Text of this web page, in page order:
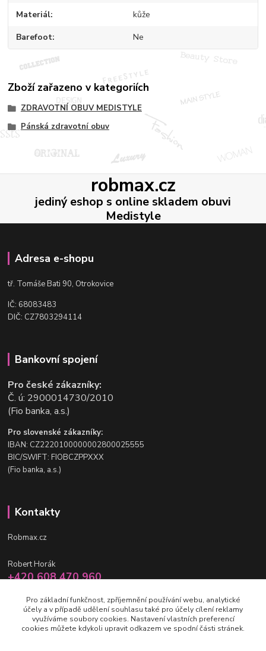
Materiál kůže
Barefoot Ne
Zboží zařazeno v kategoriích
ZDRAVOTNÍ OBUV MEDISTYLE
Pánská zdravotní obuv
robmax.cz
jediný eshop s online skladem obuvi
Medistyle
Adresa e-shopu
tř. Tomáše Bati 90, Otrokovice
IČ: 68083483
DIČ: CZ7803294114
Bankovní spojení
Pro české zákazníky:
Č. ú: 2900014730/2010
(Fio banka, a.s.)
Pro slovenské zákazníky:
IBAN: CZ2220100000002800025555
BIC/SWIFT: FIOBCZPPXXX
(Fio banka, a.s.)
Kontakty
Robmax.cz
Robert Horák
+420 608 470 960
info@robmax.cz
Pro základní funkčnost, zpříjemnění používání webu, analytické
účely a v případě udělení souhlasu také pro účely cílení reklamy
využíváme soubory cookies. Nastavení vlastních preferencí
cookies můžete kdykoli upravit odkazem ve spodní části stránek.